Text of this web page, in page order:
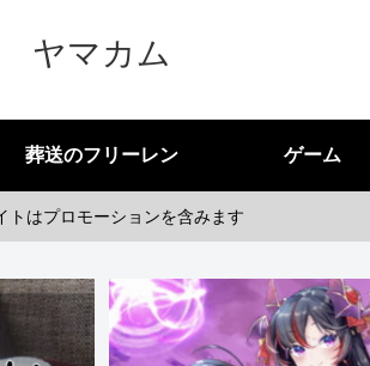
ヤマカム
葬送のフリーレン ゲーム
トはプロモーションを含みます